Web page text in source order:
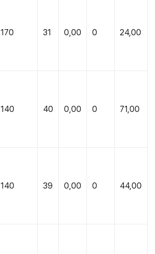
170 31 0,00 0 24,00
140 40 0,00 0 71,00
140 39 0,00 0 44,00